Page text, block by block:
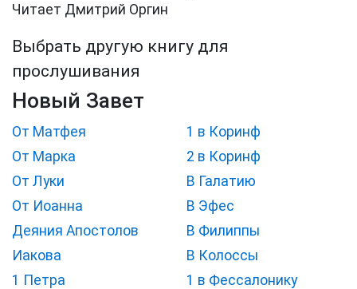
Читает Дмитрий Оргин
Выбрать другую книгу для
прослушивания
Новый Завет
От Матфея
От Марка
От Луки
От Иоанна
Деяния Апостолов
Иакова
1 Петра
1 в Коринф
2 в Коринф
В Галатию
В Эфес
В Филиппы
В Колоссы
1 в Фессалонику